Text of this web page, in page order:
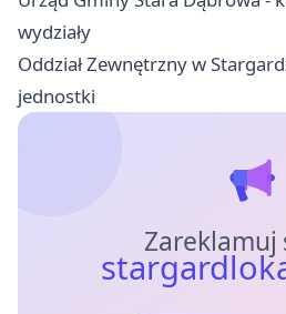
wydziały
Oddział Zewnętrzny w
jednostki
Zareklamuj